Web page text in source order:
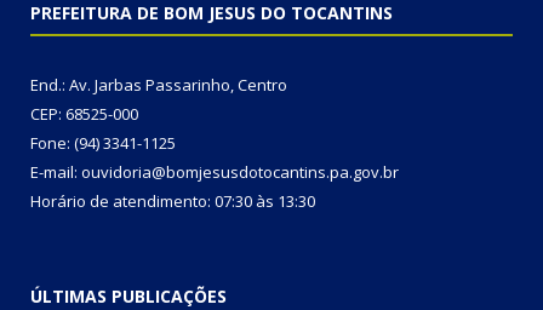
PREFEITURA DE BOM JESUS DO TOCANTINS
End.: Av. Jarbas Passarinho, Centro
CEP: 68525-000
Fone: (94) 3341-1125
E-mail: ouvidoria@bomjesusdotocantins.pa.gov.br
Horário de atendimento: 07:30 às 13:30
ÚLTIMAS PUBLICAÇÕES